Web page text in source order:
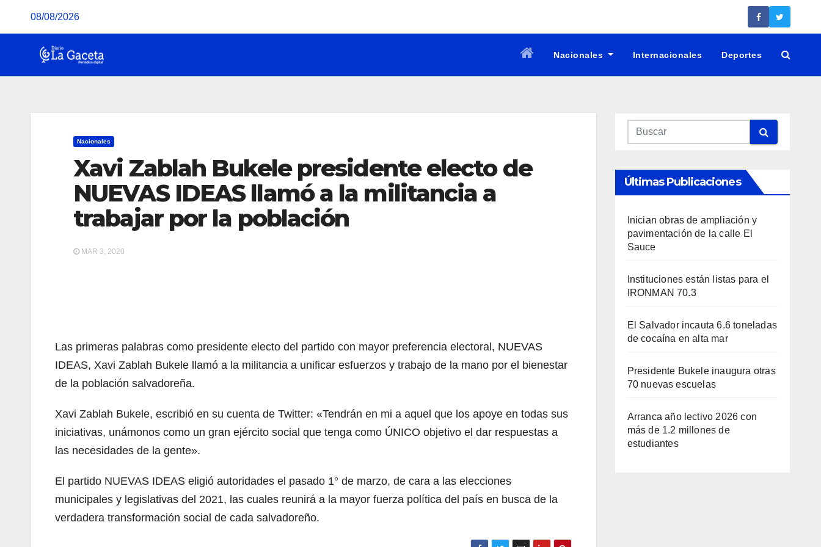
08/08/2026
Nacionales Internacionales Deportes
Nacionales
Xavi Zablah Bukele presidente electo de
NUEVAS IDEAS llamó a la militancia a
trabajar por la población
MAR 3, 2020
Las primeras palabras como presidente electo del partido con mayor preferencia electoral, NUEVAS
IDEAS, Xavi Zablah Bukele llamó a la militancia a unificar esfuerzos y trabajo de la mano por el bienestar
de la población salvadoreña.
Xavi Zablah Bukele, escribió en su cuenta de Twitter: «Tendrán en mi a aquel que los apoye en todas sus
iniciativas, unámonos como un gran ejército social que tenga como ÚNICO objetivo el dar respuestas a
las necesidades de la gente».
El partido NUEVAS IDEAS eligió autoridades el pasado 1° de marzo, de cara a las elecciones
municipales y legislativas del 2021, las cuales reunirá a la mayor fuerza política del país en busca de la
verdadera transformación social de cada salvadoreño.
Últimas Publicaciones
Inician obras de ampliación y
pavimentación de la calle El
Sauce
Instituciones están listas para el
IRONMAN 70.3
El Salvador incauta 6.6 toneladas
de cocaína en alta mar
Presidente Bukele inaugura otras
70 nuevas escuelas
Arranca año lectivo 2026 con
más de 1.2 millones de
estudiantes